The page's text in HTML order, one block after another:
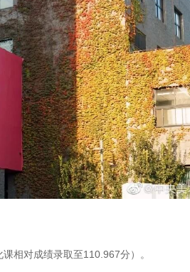
相对成绩录取至110.967分）。